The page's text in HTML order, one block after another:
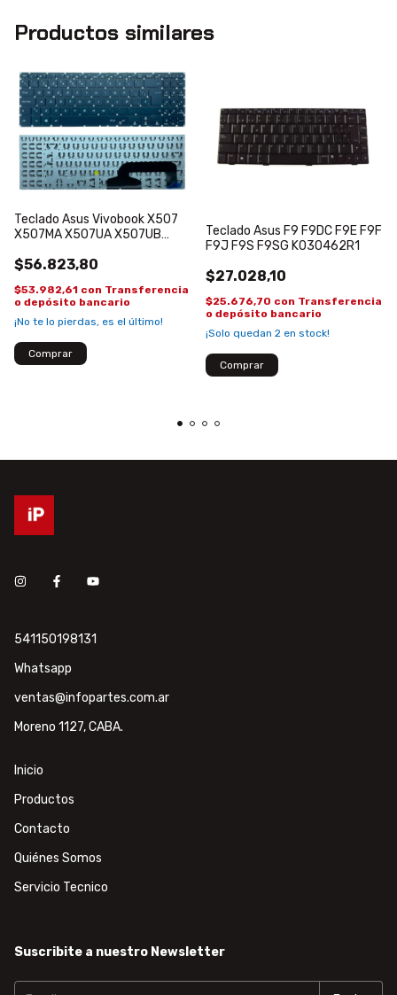
Productos similares
Teclado Asus Vivobook X507
X507MA X507UA X507UB
$56.823,80
$53.982,61 con Transferencia
o depósito bancario
¡No te lo pierdas, es el último!
Teclado Asus F9 F9DC F9E F9F
F9J F9S F9SG K030462R1
$27.028,10
$25.676,70 con Transferencia
o depósito bancario
¡Solo quedan 2 en stock!
541150198131
Whatsapp
ventas@infopartes.com.ar
Moreno 1127, CABA.
Inicio
Productos
Contacto
Quiénes Somos
Servicio Tecnico
Suscribite a nuestro Newsletter